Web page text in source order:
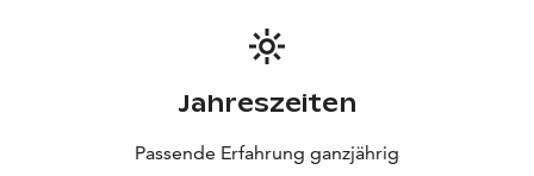
Jahreszeiten
Passende Erfahrung ganzjährig